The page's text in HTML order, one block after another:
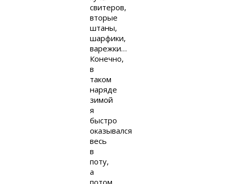
свитеров,
вторые
штаны,
шарфики,
варежки…
Конечно,
в
таком
наряде
зимой
я
быстро
оказывался
весь
в
поту,
а